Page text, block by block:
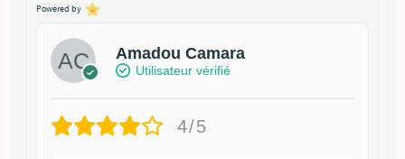
Powered by
Amadou Camara
Utilisateur vérifié
4/5